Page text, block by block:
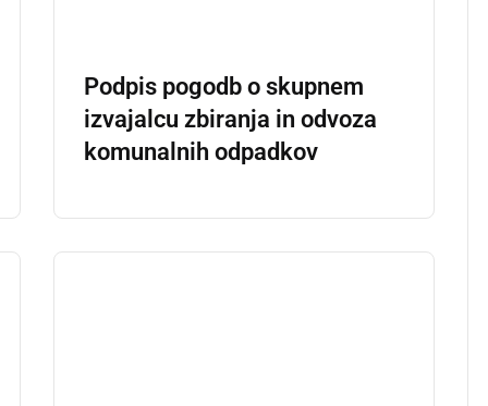
Podpis pogodb o skupnem
izvajalcu zbiranja in odvoza
komunalnih odpadkov